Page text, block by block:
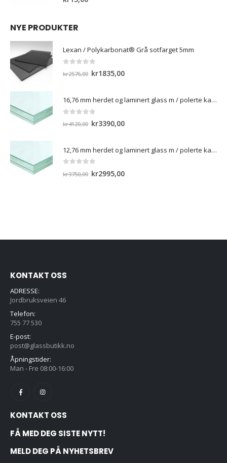
0out of 5
kr 15,00
NYE PRODUKTER
Lexan / Polykarbonat® Grå sotfarget 5mm
0out of 5Opprinnelig
var:
kr2576,00.
kr 1835,00Nåværende
er:
16,76 mm herdet og laminert glass m / polerte kanter
0out of 5
4120,00
Opprinnelig
var:
kr4120,00.
kr 3390,00Nåværende
er:
12,76 mm herdet og laminert glass m / polerte kanter)
0out of 5
3750,00
Opprinnelig
kr 2995,00Nåværende
KONTAKT OSS
ADRESSE:
Jordbruksveien 46
Telefon:
E-post:
post@glassbutikk.no
Åpningstider:
KONTAKT OSS
FÅ MED DEG SISTE NYTT!
MELD DEG PÅ NYHETSBREV